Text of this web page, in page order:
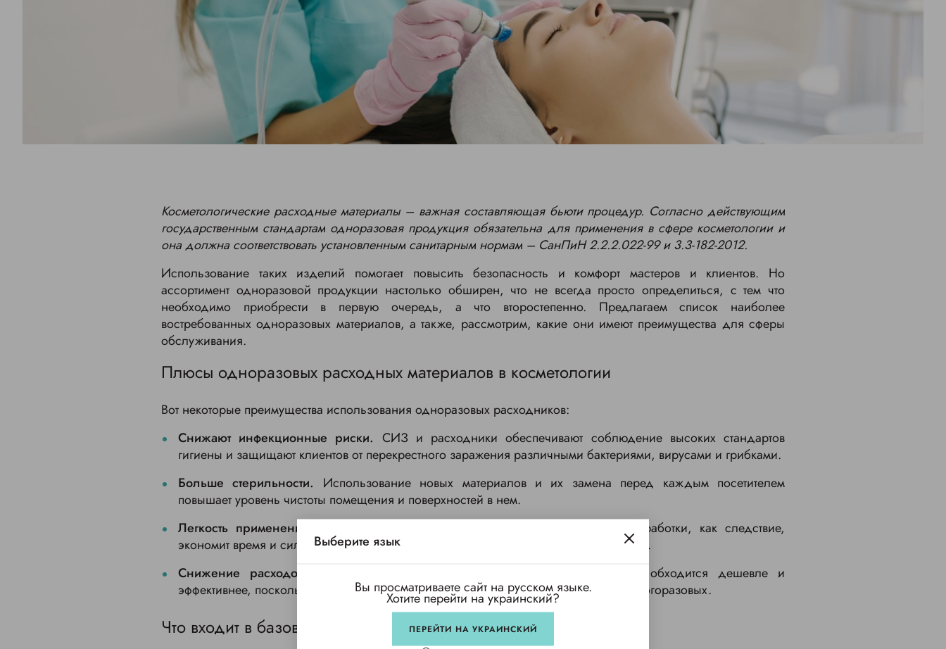
Косметологические расходные материалы – важная составляющая бьюти процедур. Согласно действующим
государственным стандартам одноразовая продукция обязательна для применения в сфере косметологии и
она должна соответствовать установленным санитарным нормам – СанПиН 2.2.2.022-99 и 3.3-182-2012.
Использование таких изделий помогает повысить безопасность и комфорт мастеров и клиентов. Но
ассортимент одноразовой продукции настолько обширен, что не всегда просто определиться, с тем что
необходимо приобрести в первую очередь, а что второстепенно. Предлагаем список наиболее
востребованных одноразовых материалов, а также, рассмотрим, какие они имеют преимущества для сферы
обслуживания.
Плюсы одноразовых расходных материалов в косметологии
Вот некоторые преимущества использования одноразовых расходников:
Снижают инфекционные риски. СИЗ и расходники обеспечивают соблюдение высоких стандартов
гигиены и защищают клиентов от перекрестного заражения различными бактериями, вирусами и грибками.
Больше стерильности. Использование новых материалов и их замена перед каждым посетителем
повышает уровень чистоты помещения и поверхностей в нем.
Легкость применения.
Изделия упрощают процесс уборки и санитарной обработки, как следствие,
экономит время и силы косметолога, а клиент не будет волноваться о безопасности.
Снижение расходов.
Покупка одноразовых СИЗ, в конечном результате, обходится дешевле и
эффективнее, поскольку не требуется тратить средства, на уход и обслуживание многоразовых.
Что входит в базовый набор?
Выберите язык
Вы просматриваете сайт на русском языке.
Хотите перейти на украинский?
ПЕРЕЙТИ НА УКРАИНСКИЙ